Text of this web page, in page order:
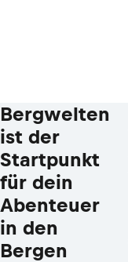
Bergwelten
ist der
Startpunkt
für dein
Abenteuer
in den
Bergen